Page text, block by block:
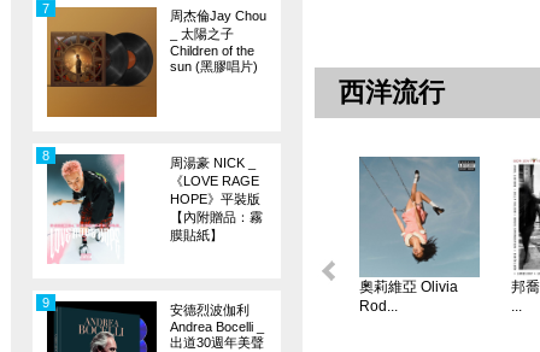
周杰倫Jay Chou
_ 太陽之子
Children of the
sun (黑膠唱片)
7
周湯豪 NICK _
《LOVE RAGE
HOPE》平裝版
【內附贈品：霧
膜貼紙】
8
安德烈波伽利
Andrea Bocelli _
出道30週年美聲
9
西洋流行
奧莉維亞 Olivia
Rod...
邦
...